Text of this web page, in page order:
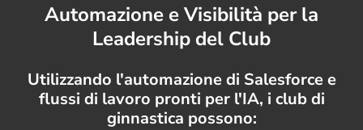
Automazione e Visibilità per la
Leadership del Club
Utilizzando l'automazione di Salesforce e
flussi di lavoro pronti per l'IA, i club di
ginnastica possono: